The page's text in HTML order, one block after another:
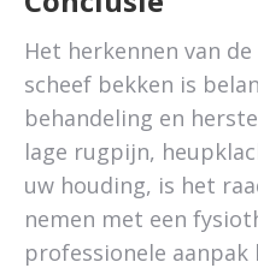
Het herkennen van
scheef bekken is
behandeling en
lage rugpijn,
uw houding, is het
nemen met een
professionele aanpak